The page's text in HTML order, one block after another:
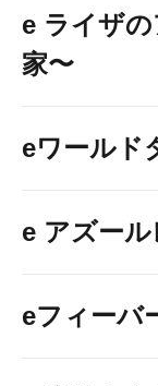
e ライザ
家〜
eワールド
e アズー
eフィーバ